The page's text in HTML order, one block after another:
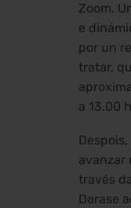
Zoom.
e
por un
tratar,
a 13.00
avanzar
través
Darase